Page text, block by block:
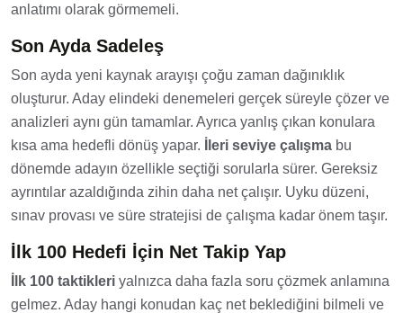
anlatımı olarak görmemeli.
Son Ayda Sadeleş
Son ayda yeni kaynak arayışı çoğu zaman dağınıklık
oluşturur. Aday elindeki denemeleri gerçek süreyle çözer ve
analizleri aynı gün tamamlar. Ayrıca yanlış çıkan konulara
kısa ama hedefli dönüş yapar.
İleri seviye çalışma bu
dönemde adayın özellikle seçtiği sorularla sürer. Gereksiz
ayrıntılar azaldığında zihin daha net çalışır. Uyku düzeni,
sınav provası ve süre stratejisi de çalışma kadar önem taşır.
İlk 100 Hedefi İçin Net Takip Yap
İlk 100 taktikleri yalnızca daha fazla soru çözmek anlamına
gelmez. Aday hangi konudan kaç net beklediğini bilmeli ve